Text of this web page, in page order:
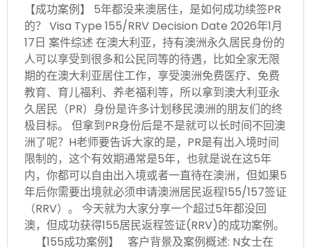
【成功案例】 5年都没来澳居住，是如何成功续签PR
的？ Visa Type 155/RRV Decision Date 2026年1月
17日 案件综述 在澳大利亚，持有澳洲永久居民身份的
人可以享受到很多和公民同等的待遇，比如全家无限
期的在澳大利亚居住工作，享受澳洲免费医疗、免费
教育、育儿福利、养老福利等，所以拿到澳大利亚永
久居民（PR）身份是许多计划移民澳洲的朋友们的终
极目标。 但拿到PR身份后是不是就可以长时间不回澳
洲了呢？H老师要告诉大家的是，PR是有出入境时间
限制的，这个有效期通常是5年，也就是说在这5年
内，你都可以自由出入境或者一直待在澳洲，但如果5
年后你需要出境就必须申请澳洲居民返程155/157签证
（RRV）。 今天就为大家分享一个超过5年都没回
澳，但成功获得155居民返程签证(RRV)的成功案例。
【155成功案例】 客户背景及案例概述: N女士在